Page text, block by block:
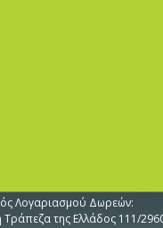
Λογαριασμού Δωρεών:
Τράπεζα της Ελλάδος 111/